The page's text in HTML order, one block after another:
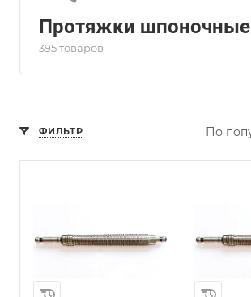
Протяжки шпоночные
395 товаров
ФИЛЬТР